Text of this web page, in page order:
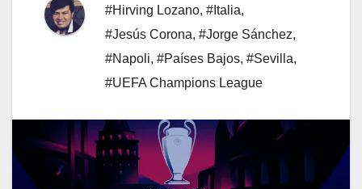
#Hirving Lozano, #Italia,
#Jesús Corona, #Jorge Sánchez,
#Napoli, #Países Bajos, #Sevilla,
#UEFA Champions League